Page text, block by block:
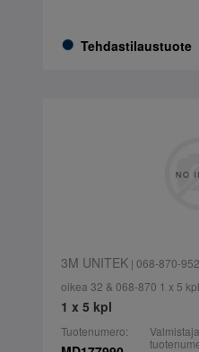
Tehdastilaustuote
3M UNITEK| 068-870-
oikea 32 & 068-870 1 x 5 kpl
1 x 5 kpl
Tuotenumero: